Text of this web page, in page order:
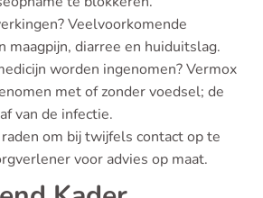
Veelvoorkomende
maagpijn, diarree en huiduitslag.
worden ingenomen? Vermox
met of zonder voedsel; de
van de infectie.
om bij twijfels contact op te
voor advies op maat.